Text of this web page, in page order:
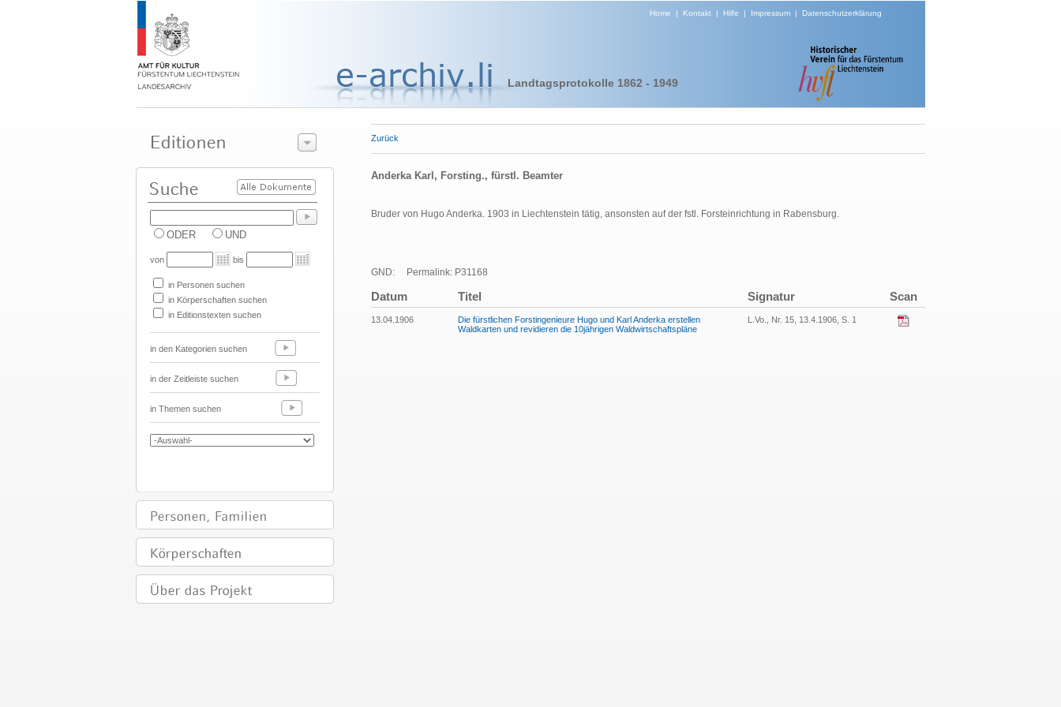
Home | Kontakt| Hilfe | Impressum| Datenschutzerklärung
Landtagsprotokolle 1862 - 1949
ODER UND
von bis
in Personen suchen
in Körperschaften suchen
in Editionstexten suchen
in den Kategorien suchen
in der Zeitleiste suchen
in Themen suchen
Zurück
Anderka Karl, Forsting., fürstl. Beamter
Bruder von Hugo Anderka. 1903 in Liechtenstein tätig, ansonsten auf der fstl. Forsteinrichtung in Rabensburg.
GND: Permalink: P31168
Datum Titel Signatur Scan
13.04.1906
Die fürstlichen Forstingenieure Hugo und Karl Anderka erstellen
Waldkarten und revidieren die 10jährigen Waldwirtschaftspläne
L.Vo., Nr. 15, 13.4.1906, S. 1